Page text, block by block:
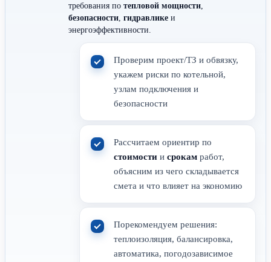
требования по тепловой мощности
безопасности гидравлике и
энергоэффективности.
Проверим проект/ТЗ и обвязку,
укажем риски по котельной,
узлам подключения и
безопасности
Рассчитаем ориентир по
стоимости и срокам работ,
объясним из чего складывается
смета и что влияет на экономию
Порекомендуем решения:
теплоизоляция, балансировка,
автоматика, погодозависимое